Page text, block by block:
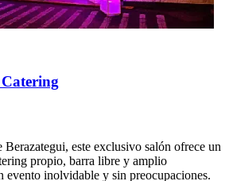
este exclusivo salón ofrece un
propio, barra libre y amplio
evento inolvidable y sin preocupaciones.